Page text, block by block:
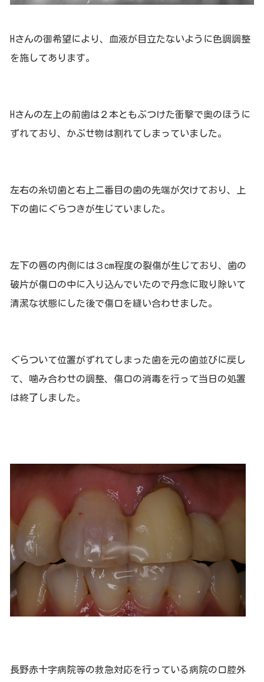
Hさんの御希望により、血液が目立たないように色調調整
を施してあります。
Hさんの左上の前歯は２本ともぶつけた衝撃で奥のほうに
ずれており、かぶせ物は割れてしまっていました。
左右の糸切歯と右上二番目の歯の先端が欠けており、上
下の歯にぐらつきが生じていました。
左下の唇の内側には３cm程度の裂傷が生じており、歯の
破片が傷口の中に入り込んでいたので丹念に取り除いて
清潔な状態にした後で傷口を縫い合わせました。
ぐらついて位置がずれてしまった歯を元の歯並びに戻し
て、噛み合わせの調整、傷口の消毒を行って当日の処置
は終了しました。
長野赤十字病院等の救急対応を行っている病院の口腔外